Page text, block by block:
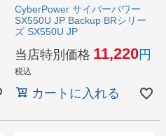
CyberPower サイバーパワー
SX550U JP Backup BRシリー
ズ SX550U JP
当店特別価格 11,220
税込
カートに入れる